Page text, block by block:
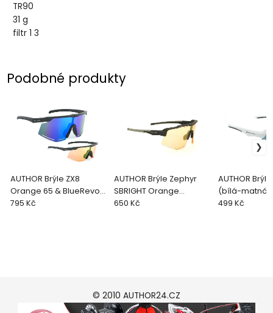
TR90
31 g
filtr 1 3
Podobné produkty
AUTHOR Brýle ZX8
Orange 65 & BlueRevo
13 (šedá-matná)
795 Kč
AUTHOR Brýle Zephyr
SBRIGHT Orange
65(šedá-matná)
650 Kč
AUTHOR
(bílá-matná)
499 Kč
© 2010 AUTHOR24.CZ